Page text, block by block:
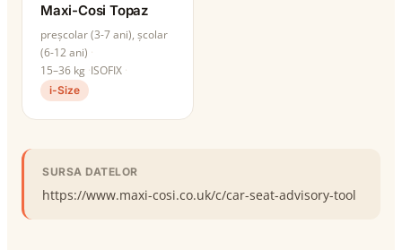
Maxi-Cosi Topaz
preșcolar (3-7 ani), școlar
(6-12 ani)
15–36 kg ISOFIX
i-Size
SURSA DATELOR
https://www.maxi-cosi.co.uk/c/car-seat-advisory-tool